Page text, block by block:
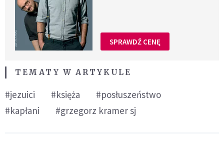
SPRAWDŹ CENĘ
TEMATY W ARTYKULE
#jezuici #księża
#posłuszeństwo
#kapłani
#grzegorz kramer sj